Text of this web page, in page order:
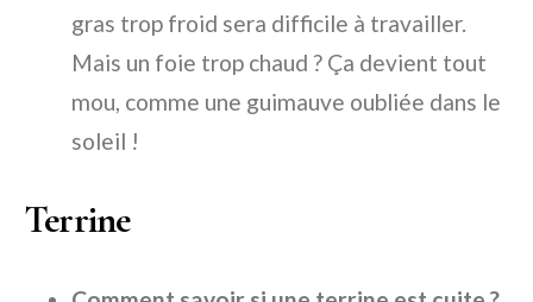
gras trop froid sera difficile à travailler.
Mais un foie trop chaud ? Ça devient tout
mou, comme une guimauve oubliée dans le
soleil !
Terrine